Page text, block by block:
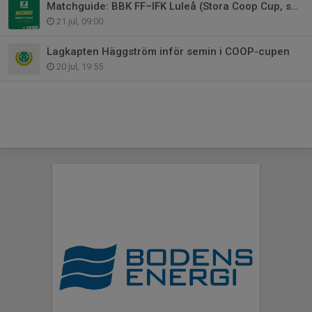
Matchguide: BBK FF–IFK Luleå (Stora Coop Cup, semifinal)
21 jul, 09:00
Lagkapten Häggström inför semin i COOP-cupen
20 jul, 19:55